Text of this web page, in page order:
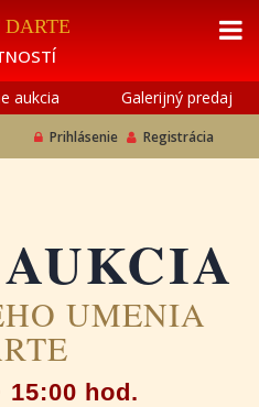
aukcia Galerijný predaj
Prihlásenie Registrácia
UMENIA
15:00 hod.